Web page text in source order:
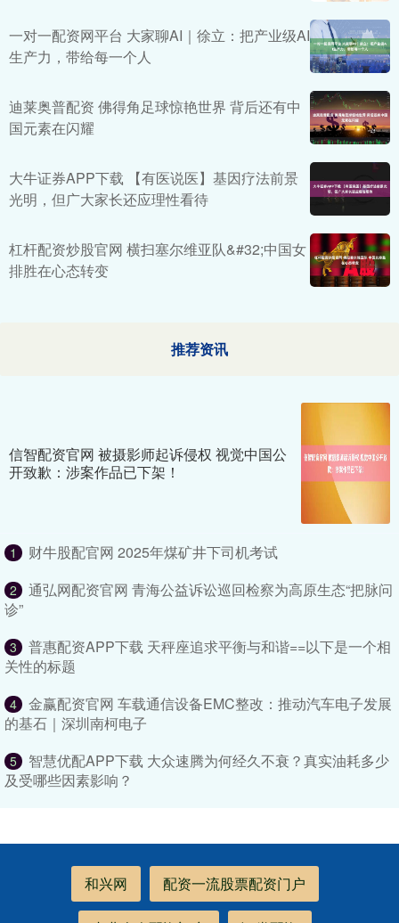
一对一配资网平台 大家聊AI｜徐立：把产业级AI
生产力，带给每一个人
迪莱奥普配资 佛得角足球惊艳世界 背后还有中
国元素在闪耀
大牛证券APP下载 【有医说医】基因疗法前景
光明，但广大家长还应理性看待
杠杆配资炒股官网 横扫塞尔维亚队&#32;中国女
排胜在心态转变
推荐资讯
信智配资官网 被摄影师起诉侵权 视觉中国公
开致歉：涉案作品已下架！
1 财牛股配官网 2025年煤矿井下司机考试
2
通弘网配资官网 青海公益诉讼巡回检察为高原生态“把脉问
诊”
3
普惠配资APP下载 天秤座追求平衡与和谐==以下是一个相
关性的标题
4
金赢配资官网 车载通信设备EMC整改：推动汽车电子发展
的基石｜深圳南柯电子
5
智慧优配APP下载 大众速腾为何经久不衰？真实油耗多少
及受哪些因素影响？
和兴网 配资一流股票配资门户